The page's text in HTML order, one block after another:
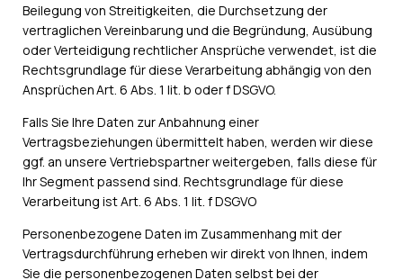
Beilegung von Streitigkeiten, die Durchsetzung der
vertraglichen Vereinbarung und die Begründung, Ausübung
oder Verteidigung rechtlicher Ansprüche verwendet, ist die
Rechtsgrundlage für diese Verarbeitung abhängig von den
Ansprüchen Art. 6 Abs. 1 lit. b oder f DSGVO.
Falls Sie Ihre Daten zur Anbahnung einer
Vertragsbeziehungen übermittelt haben, werden wir diese
ggf. an unsere Vertriebspartner weitergeben, falls diese für
Ihr Segment passend sind. Rechtsgrundlage für diese
Verarbeitung ist Art. 6 Abs. 1 lit. f DSGVO
Personenbezogene Daten im Zusammenhang mit der
Vertragsdurchführung erheben wir direkt von Ihnen, indem
Sie die personenbezogenen Daten selbst bei der